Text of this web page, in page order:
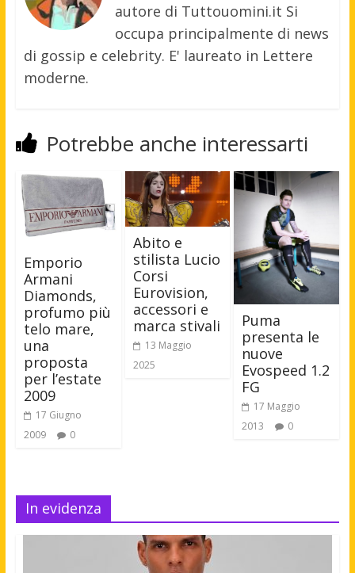
autore di Tuttouomini.it Si
occupa principalmente di news
di gossip e celebrity. E' laureato in Lettere
moderne.
Potrebbe anche interessarti
Emporio
Armani
Diamonds,
profumo più
telo mare,
una
proposta
per l’estate
2009
17 Giugno
2009
0
Abito e
stilista Lucio
Corsi
Eurovision,
accessori e
marca stivali
13 Maggio
2025
Puma
presenta le
nuove
Evospeed 1.2
FG
17 Maggio
2013
0
In evidenza